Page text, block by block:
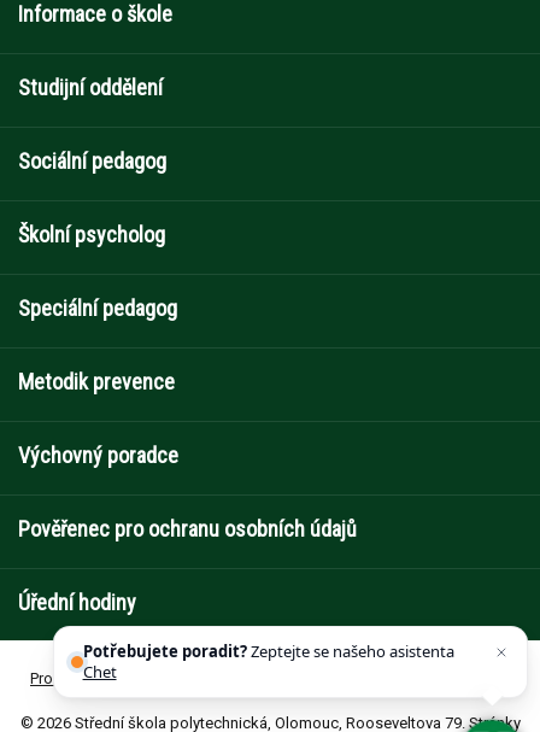
Informace o škole
Studijní oddělení
Sociální pedagog
Školní psycholog
Speciální pedagog
Metodik prevence
Výchovný poradce
Pověřenec pro ochranu osobních údajů
Úřední hodiny
Prohlášení o přístupnosti
© 2026 Střední škola polytechnická, Olomouc, Rooseveltova 79. Stránky
Potřebujete poradit?Zeptejte se našeho asistenta
Chettyho